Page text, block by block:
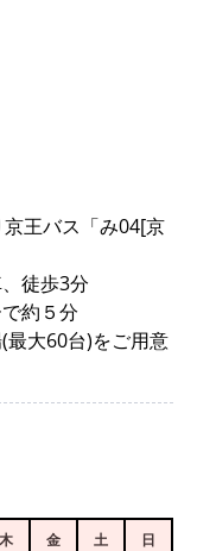
京王バス「み04[京
徒歩3分
約５分
最大60台)をご用意
木 金 土 日